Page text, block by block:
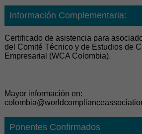
Información Complementaria:
Certificado de asistencia para
del Comité Técnico y de Estudios de
Empresarial (WCA Colombia).
Mayor información en:
Ponentes Confirmados